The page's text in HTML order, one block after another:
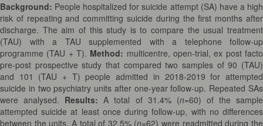
Background: People hospitalized for suicide attempt (SA) have a high
risk of repeating and committing suicide during the first months after
discharge. The aim of this study is to compare the usual treatment
(TAU) with a TAU supplemented with a telephone follow-up
programme (TAU + T).Method: multicentre, open-trial, ex post facto
pre-post prospective study that compared two samples of 90 (TAU)
and 101 (TAU + T) people admitted in 2018-2019 for attempted
suicide in two psychiatry units after one-year follow-up. Repeated SAs
were analysed. Results:A total of 31.4% (n=60) of the sample
attempted suicide at least once during follow-up, with no differences
between the units. A total of 32.5% (n=62) were readmitted during the